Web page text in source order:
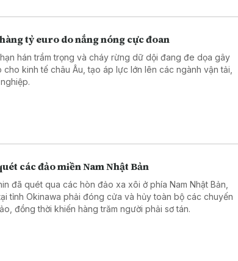
tỷ euro do nắng nóng cực đoan
hán trầm trọng và cháy rừng dữ dội đang đe dọa gây
cho kinh tế châu Âu, tạo áp lực lớn lên các ngành vận tải,
các đảo miền Nam Nhật Bản
đã quét qua các hòn đảo xa xôi ở phía Nam Nhật Bản,
tỉnh Okinawa phải đóng cửa và hủy toàn bộ các chuyến
đồng thời khiến hàng trăm người phải sơ tán.